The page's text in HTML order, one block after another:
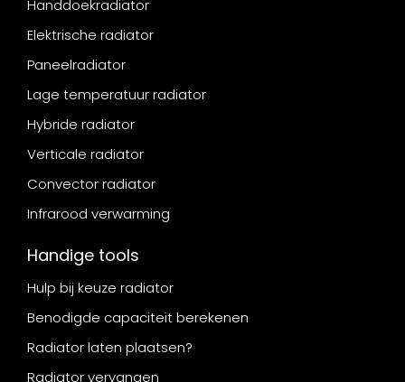
Handdoekradiator
Elektrische radiator
Paneelradiator
Lage temperatuur radiator
Hybride radiator
Verticale radiator
Convector radiator
Infrarood verwarming
Handige tools
Hulp bij keuze radiator
Benodigde capaciteit berekenen
Radiator laten plaatsen?
Radiator vervangen